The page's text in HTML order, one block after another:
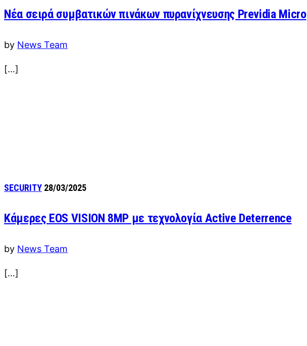
Νέα σειρά συμβατικών πινάκων πυρανίχνευσης Previdia Micro
by News Team
[…]
SECURITY 28/03/2025
Κάμερες EOS VISION 8MP με τεχνολογία Active Deterrence
by News Team
[…]